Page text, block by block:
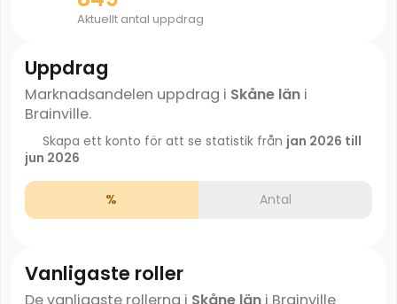
Aktuellt antal uppdrag
Uppdrag
Marknadsandelen uppdrag i Skåne läni
Brainville.
Skapa ett konto för att se statistik från jan 2026 till
jun 2026
% Antal
Vanligaste roller
De vanligaste rollerna i Skåne läni Brainville